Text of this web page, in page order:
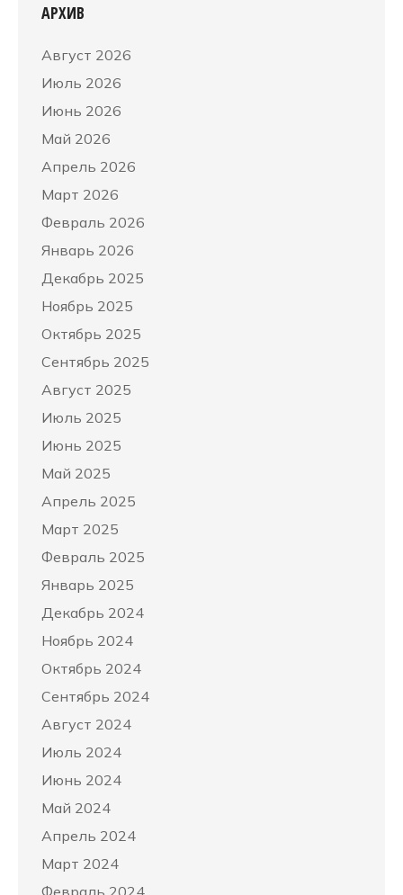
АРХИВ
Август 2026
Июль 2026
Июнь 2026
Май 2026
Апрель 2026
Март 2026
Февраль 2026
Январь 2026
Декабрь 2025
Ноябрь 2025
Октябрь 2025
Сентябрь 2025
Август 2025
Июль 2025
Июнь 2025
Май 2025
Апрель 2025
Март 2025
Февраль 2025
Январь 2025
Декабрь 2024
Ноябрь 2024
Октябрь 2024
Сентябрь 2024
Август 2024
Июль 2024
Июнь 2024
Май 2024
Апрель 2024
Март 2024
Февраль 2024